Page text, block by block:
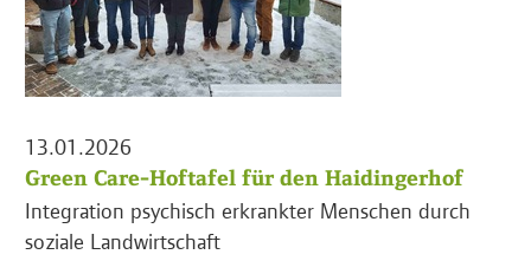
13.01.2026
Green Care-Hoftafel für den Haidingerhof
Integration psychisch erkrankter Menschen durch
soziale Landwirtschaft